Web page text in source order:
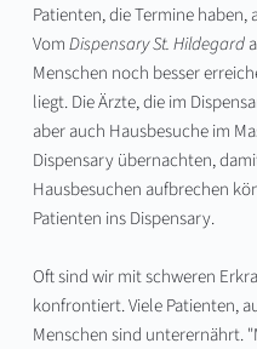
Patienten, die Termine
Vom Dispensary St. Hildegard
Menschen noch besser
liegt. Die Ärzte, die im
aber auch Hausbesuche im
Dispensary übernachten,
Hausbesuchen aufbrechen
Patienten ins Dispensary.
Oft sind wir mit schweren
konfrontiert. Viele Patienten,
Menschen sind unterernährt.